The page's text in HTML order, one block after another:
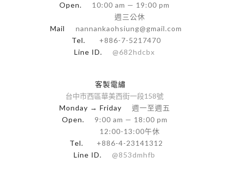
Open.
10:00 am — 19:00 pm
週三公休
Mail
nannankaohsiung@gmail.com
Tel.
+886-7-5217470
Line ID.
@682hdcbx
客製電繡
台中市西區華美西街一段158號
Monday → Friday
週一至週五
Open.
9:00 am — 18:00 pm
12:00-13:00午休
Tel.
+886-4-23141312
Line ID.
@853dmhfb